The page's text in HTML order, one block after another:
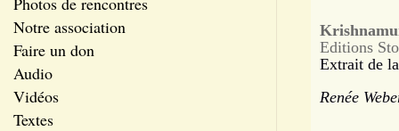
Notre association
Faire un don
Audio
Vidéos
Textes
Editions
Extrait de
Renée